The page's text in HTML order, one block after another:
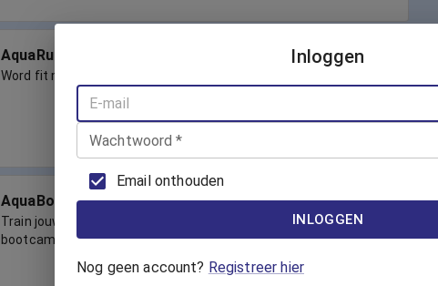
AquaRunning
Word fit met AquaRunning!
Vanaf €7,00
AquaBootcamp
Train jouw conditie en kracht met een intensieve
bootcamp in het water!
€7,95
Inloggen
Wachtwoord *
Email onthouden
INLOGGEN
Nog geen account? Registreer hier